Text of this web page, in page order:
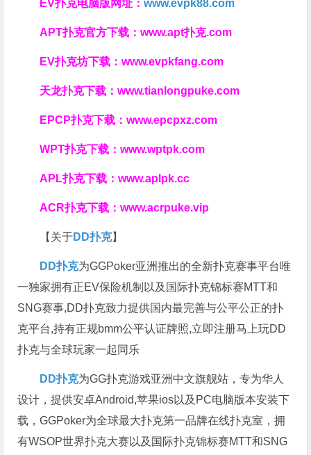
EV扑克电脑版网址：www.evpk88.com
APT扑克官方下载：www.apt扑克.com
EV扑克坊下载：www.evpkfang.com
天龙扑克下载：www.tianlongpuke.com
EPCP扑克下载：www.epcpxz.com
WPT扑克下载：www.wptpk.com
APL扑克下载：www.aplpk.cc
ACR扑克下载：www.acrpuke.vip
【关于DD扑克】
DD扑克为GGPoker亚洲推出的全新扑克赛事平台唯
一独家拥有正EV保险机制以及国际扑克锦标赛MTT和
SNG赛事,DD扑克致力提供国内最完善与公平公正的扑
克平台,持有正规bmm公平认证牌照,立即注册马上玩DD
扑克与全球玩家一起同乐
DD扑克为GG扑克游戏亚洲中文旗舰站，专为华人
设计，提供安卓Android,苹果ios以及PC电脑版本安装下
载，GGPoker为全球最大扑克第一品牌在线扑克室，拥
有WSOP世界扑克大赛以及国际扑克锦标赛MTT和SNG